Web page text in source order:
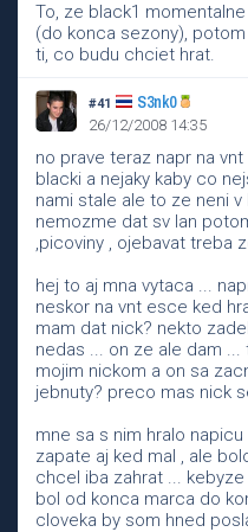
To, ze black1
(do konca sezony),
ti, co budu chciet hrat.
#41 S3nk0
26/12/2008 14:35
no prave teraz napr na
blacki a nejaky kaby co
nami stale ale to ze neni
nemozme dat sv lan
,picoviny , ojebavat treba
hej to aj mna vytaca ...
neskor na vnt esce ked
mam dat nick? nekto
nedas ... on ze ale dam
mojim nickom a on sa
jebnuty? preco mas nick
mne sa s nim hralo
zapate aj ked mal , ale
chcel iba zahrat ...
bol od konca marca do
cloveka by som hned